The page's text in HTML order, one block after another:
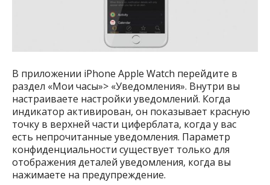
В приложении iPhone Apple Watch перейдите в
раздел «Мои часы»> «Уведомления». Внутри вы
настраиваете настройки уведомлений. Когда
индикатор активирован, он показывает красную
точку в верхней части циферблата, когда у вас
есть непрочитанные уведомления. Параметр
конфиденциальности существует только для
отображения деталей уведомления, когда вы
нажимаете на предупреждение.